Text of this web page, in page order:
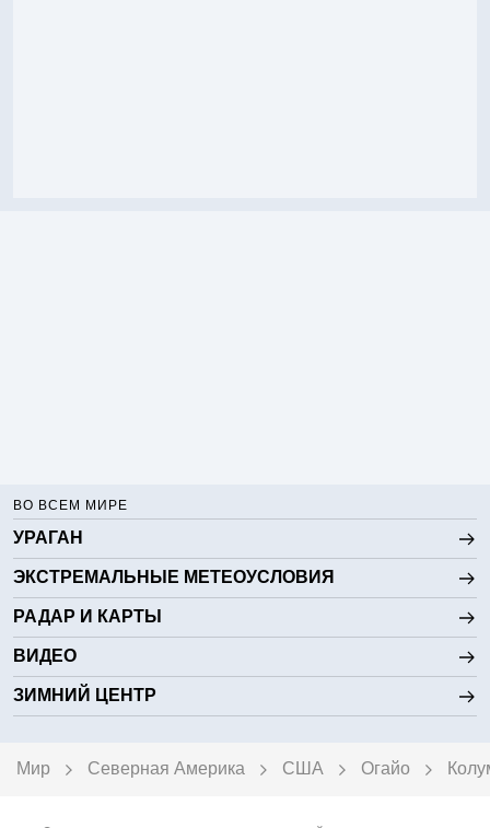
ВО ВСЕМ МИРЕ
УРАГАН
ЭКСТРЕМАЛЬНЫЕ МЕТЕОУСЛОВИЯ
РАДАР И КАРТЫ
ВИДЕО
ЗИМНИЙ ЦЕНТР
Мир Северная Америка США Огайо